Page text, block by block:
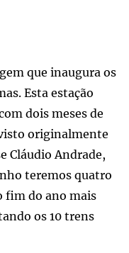
que inaugura os
Esta estação
dois meses de
originalmente
Cláudio Andrade,
teremos quatro
fim do ano mais
os 10 trens